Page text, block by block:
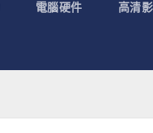
電腦硬件 高清